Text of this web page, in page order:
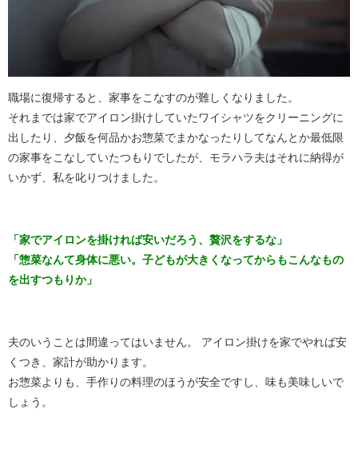
職場に復帰すると、家事をこなすのが難しくなりました。
それまでは家でアイロン掛けしていたワイシャツをクリーニングに
出したり、夕飯を何品かお惣菜でまかなったりしてなんとか最低限
の家事をこなしていたつもりでしたが、モラハラ夫はそれに納得が
いかず、私を叱りつけました。
「家でアイロンを掛ければ安いだろう、贅沢をするな」
「惣菜なんて身体に悪い。子どもが大きくなってからもこんなもの
を出すつもりか」
夫のいうことは間違ってはいません。 アイロン掛けを家でやれば安
くつき、家計が助かります。
お惣菜よりも、手作りの料理のほうが安全ですし、味も美味しいで
しょう。